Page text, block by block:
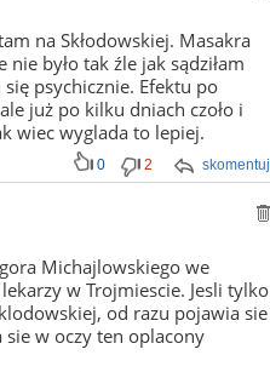
na Skłodowskiej. Masakra
było tak źle jak sądziłam
się psychicznie. Efektu po
już po kilku dniach czoło i
wiec wyglada to lepiej.
skomentuj
0 2
Michajlowskiego we
w Trojmiescie. Jesli tylko
od razu pojawia sie
w oczy ten oplacony